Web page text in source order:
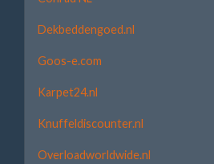
Dekbeddengoed.nl
Goos-e.com
Karpet24.nl
Knuffeldiscounter.nl
Overloadworldwide.nl